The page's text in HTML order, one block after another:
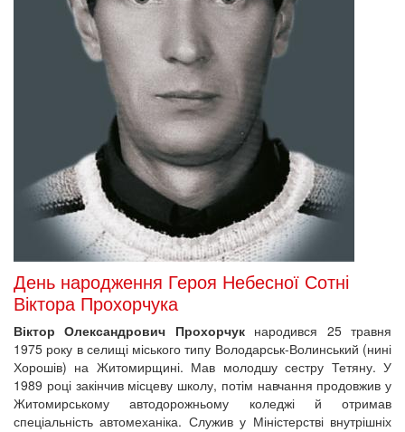
День народження Героя Небесної Сотні
Віктора Прохорчука
Віктор Олександрович Прохорчук народився 25 травня
1975 року в селищі міського типу Володарськ-Волинський (нині
Хорошів) на Житомирщині. Мав молодшу сестру Тетяну. У
1989 році закінчив місцеву школу, потім навчання продовжив у
Житомирському автодорожньому коледжі й отримав
спеціальність автомеханіка. Служив у Міністерстві внутрішніх